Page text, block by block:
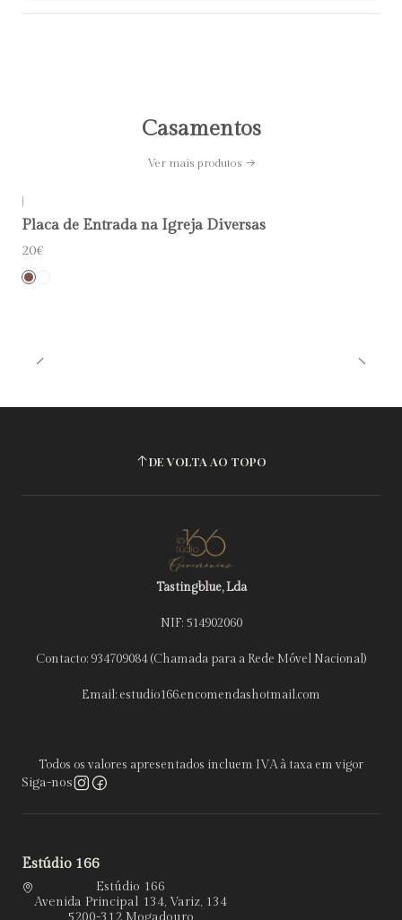
Casamentos
Ver mais produtos
Placa de Entrada na Igreja Diversas
20€
DE VOLTA AO TOPO
Tastingblue, Lda
NIF: 514902060
Contacto: 934709084 (Chamada para a Rede Móvel Nacional)
Email: estudio166.encomendashotmail.com
Todos os valores apresentados incluem IVA à taxa em vigor
Siga-nos
Estúdio 166
Estúdio 166
Avenida Principal 134, Variz, 134